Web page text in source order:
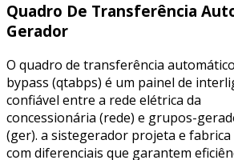
Quadro De Transferência
Gerador
O quadro de transferência
bypass (qtabps) é um painel de
confiável entre a rede elétrica da
concessionária (rede) e grupos-
(ger). a sistegerador projeta e
com diferenciais que garantem